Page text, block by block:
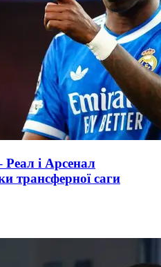
Реал і Арсенал
трансферної саги